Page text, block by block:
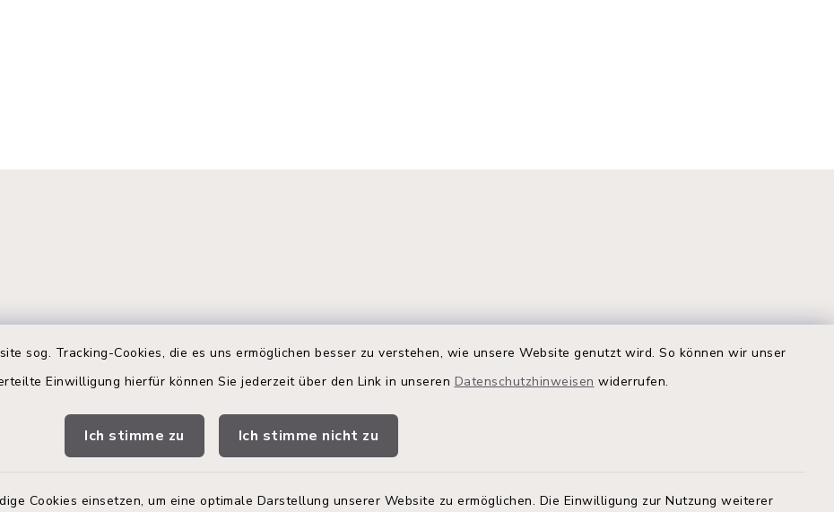
sog. Tracking-Cookies, die es uns ermöglichen besser zu verstehen, wie unsere Website genutzt wird. So können wir unser
Einwilligung hierfür können Sie jederzeit über den Link in unseren Datenschutzhinweisen widerrufen.
Ich stimme zu Ich stimme nicht zu
Cookies einsetzen, um eine optimale Darstellung unserer Website zu ermöglichen. Die Einwilligung zur Nutzung weiterer
bis Donnerstag:
12:00 Uhr
zusätzlich:
Terminbuchung
Buchen Sie Ihren Termin!
Nutzen Sie bitte unser
Terminmanagement-System, um
einen Termin im Rathaus zu
Quicklinks
Kreis Segeberg